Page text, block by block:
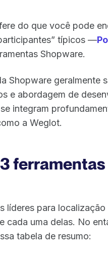
do que você pode
típicos —
Shopware.
Shopware geralmente
e abordagem de
integram
a Weglot.
líderes para
cada uma delas. No
tabela de resumo: